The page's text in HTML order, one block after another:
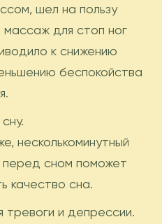
шел на пользу
массаж для стоп ног
к снижению
беспокойства
несколькоминутный
сном поможет
качество сна.
тревоги и депрессии.